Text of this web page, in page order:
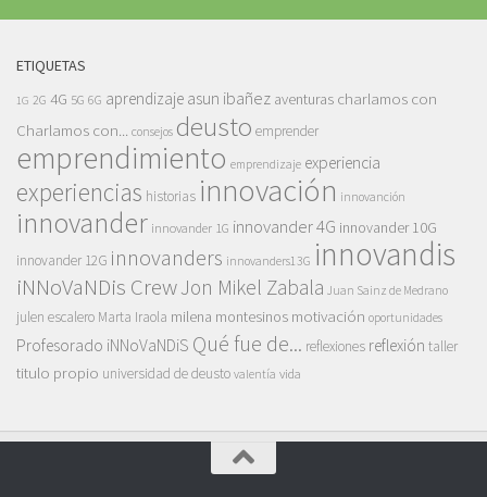
ETIQUETAS
1G 2G 4G 5G 6G aprendizaje asun ibañez aventuras charlamos con
Charlamos con... consejos deusto emprender
emprendimiento emprendizaje experiencia
experiencias historias innovación innovanción
innovander innovander 1G innovander 4G innovander 10G
innovander 12G innovanders innovanders13G innovandis
iNNoVaNDis CrewJon Mikel Zabala Juan Sainz de Medrano
julen escalero Marta Iraola milena montesinos motivación oportunidades
Profesorado iNNoVaNDiS Qué fue de... reflexiones reflexión taller
titulo propio universidad de deusto valentía vida